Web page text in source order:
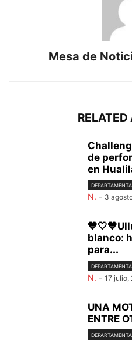
Mesa de
RELATED
de
en
N. - 3
blanco:
para...
N. - 17 julio,
UNA
ENTRE